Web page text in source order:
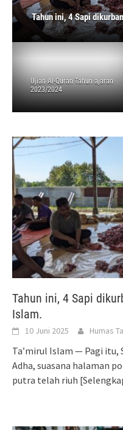
Tahun ini, 4 Sapi
Ujian Al-Quran Tahun ajaran
2023/2024
Tahun ini, 4 Sapi
Islam.
10 Juni 2025 Humas
Ta’mirul Islam — Pagi itu,
Adha, suasana halaman
putra telah riuh